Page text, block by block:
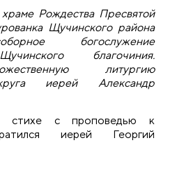
Рождества Пресвятой
Щучинского района
богослужение
благочиния.
литургию
иерей Александр
стихе с проповедью к
иерей Георгий